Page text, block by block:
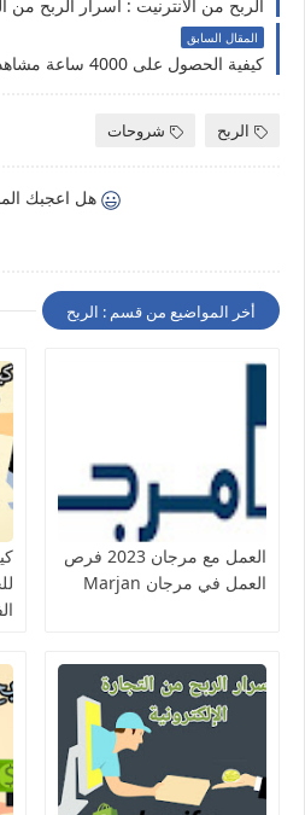
المقال السابق
الربح شروحات
هل اعجبك
أخر المواضيع من قسم : الربح
العمل مع مرجان 2023 فرص
العمل في مرجان Marjan